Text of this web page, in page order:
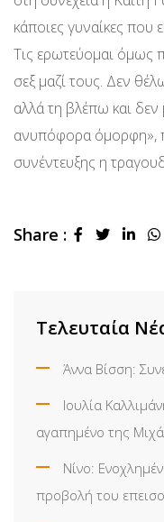
κάποιες γυναίκες που
Τις ερωτεύομαι όμως
σεξ μαζί τους. Δεν
αλλά τη βλέπω και
ανυπόφορα όμορφη»,
συνέντευξης η
Share :
Τελευταία
Άννα Βίσση:
Ιουλία
αγαπημένο της
Νίνο:
προβολή του